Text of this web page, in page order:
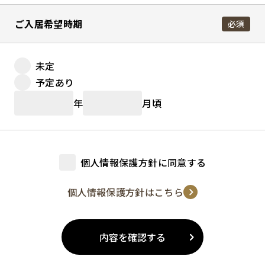
ご入居希望時期 必須
未定
予定あり
年
月頃
個人情報保護方針に同意する
個人情報保護方針はこちら
内容を確認する